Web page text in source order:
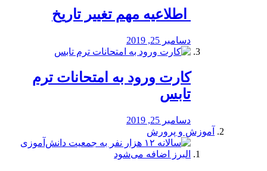
️ اطلاعیه مهم تغییر تاریخ
دسامبر 25, 2019
کارت ورود به امتحانات ترم
تابس
دسامبر 25, 2019
آموزش و پرورش